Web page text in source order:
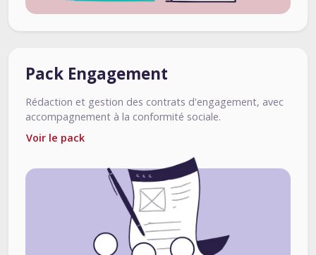
Pack Engagement
Rédaction et gestion des contrats d'engagement, avec
accompagnement à la conformité sociale.
Voir le pack